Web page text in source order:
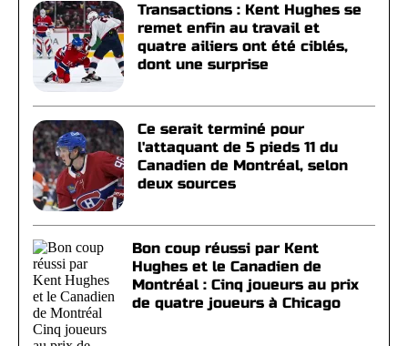
Transactions : Kent Hughes se
remet enfin au travail et
quatre ailiers ont été ciblés,
dont une surprise
Ce serait terminé pour
l'attaquant de 5 pieds 11 du
Canadien de Montréal, selon
deux sources
Bon coup réussi par Kent
Hughes et le Canadien de
Montréal : Cinq joueurs au prix
de quatre joueurs à Chicago